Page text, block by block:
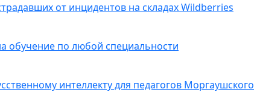
от инцидентов на складах Wildberries
обучение по любой специальности
интеллекту для педагогов Моргаушского